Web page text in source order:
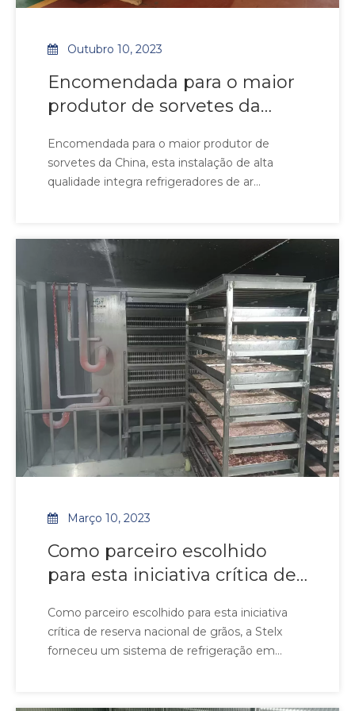
Outubro 10, 2023
Encomendada para o maior
produtor de sorvetes da
qualidade integra
Encomendada para o maior produtor de
sorvetes da China, esta instalação de alta
qualidade integra refrigeradores de ar
e 99,9% de resistência à corrosão em
ambientes com alta umidade. Equipado com
ventiladores axiais Ziehl-Abegg, o sistema
atinge 40%
Março 10, 2023
Como parceiro escolhido
para esta iniciativa crítica de
Stelx forneceu um sistema
de refrigeração em grande
Como parceiro escolhido para esta iniciativa
crítica de reserva nacional de grãos, a Stelx
forneceu um sistema de refrigeração em
segurança alimentar em climas tropicais,